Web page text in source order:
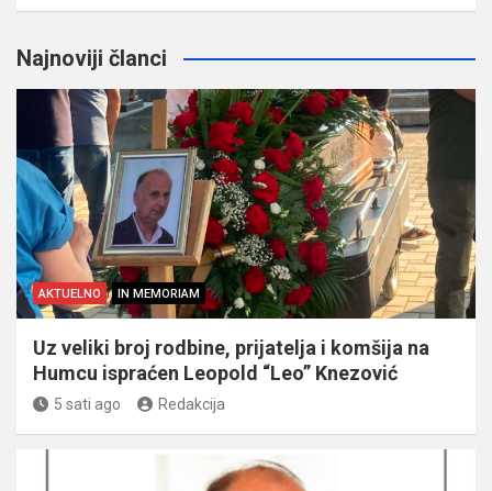
Najnoviji članci
AKTUELNO IN MEMORIAM
Uz veliki broj rodbine, prijatelja i komšija na
Humcu ispraćen Leopold “Leo” Knezović
5 sati ago Redakcija